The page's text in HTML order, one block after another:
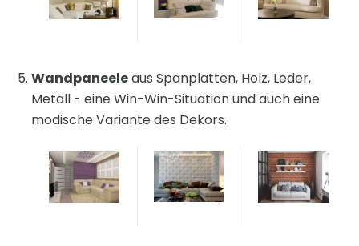
Wandpaneeleaus Spanplatten, Holz, Leder,
Metall - eine Win-Win-Situation und auch eine
modische Variante des Dekors.